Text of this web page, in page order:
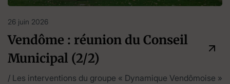
26 juin 2026
Vendôme : réunion du Conseil
Municipal (2/2)
/ Les interventions du groupe « Dynamique Vendômoise »